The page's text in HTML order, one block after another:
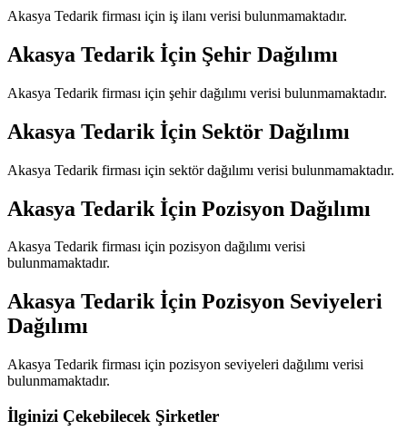
Akasya Tedarik firması için iş ilanı verisi bulunmamaktadır.
Akasya Tedarik İçin Şehir Dağılımı
Akasya Tedarik firması için şehir dağılımı verisi bulunmamaktadır.
Akasya Tedarik İçin Sektör Dağılımı
Akasya Tedarik firması için sektör dağılımı verisi bulunmamaktadır.
Akasya Tedarik İçin Pozisyon Dağılımı
Akasya Tedarik firması için pozisyon dağılımı verisi
bulunmamaktadır.
Akasya Tedarikİçin Pozisyon Seviyeleri
Dağılımı
Akasya Tedarik firması için pozisyon seviyeleri dağılımı verisi
bulunmamaktadır.
İlginizi Çekebilecek Şirketler